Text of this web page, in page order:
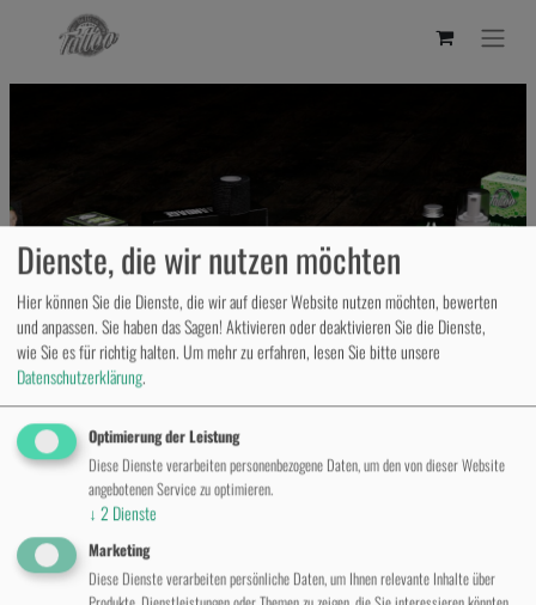
Dienste, die wir nutzen möchten
Hier können Sie die Dienste, die wir auf dieser Website nutzen möchten, bewerten
und anpassen. Sie haben das Sagen! Aktivieren oder deaktivieren Sie die Dienste,
wie Sie es für richtig halten.Um mehr zu erfahren, lesen Sie bitte unsere
Datenschutzerklärung.
Optimierung der Leistung
Diese Dienste verarbeiten personenbezogene Daten, um den von dieser Website
angebotenen Service zu optimieren.
↓ 2 Dienste
Marketing
Diese Dienste verarbeiten persönliche Daten, um Ihnen relevante Inhalte über